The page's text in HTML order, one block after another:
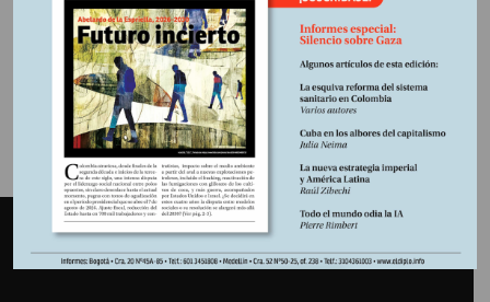
Información adicional